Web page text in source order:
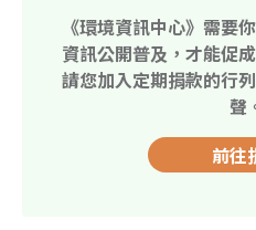
《環境資訊中心》需要
資訊公開普及，才能促
請您加入定期捐款的行
聲
前往